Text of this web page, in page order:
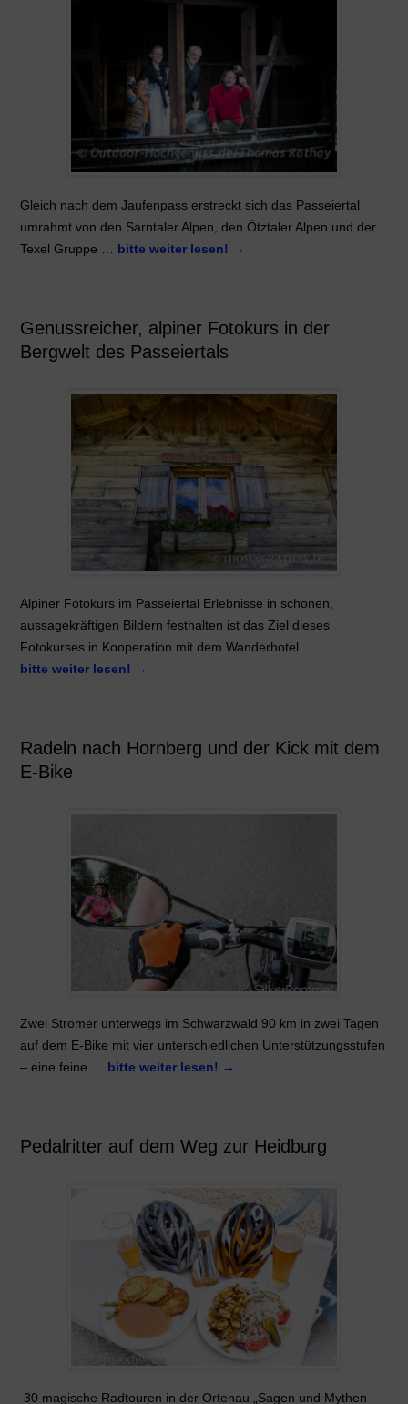
Gleich nach dem Jaufenpass erstreckt sich das Passeiertal
umrahmt von den Sarntaler Alpen, den Ötztaler Alpen und der
Texel Gruppe … bitte weiter lesen! →
Genussreicher, alpiner Fotokurs in der
Bergwelt des Passeiertals
Alpiner Fotokurs im Passeiertal Erlebnisse in schönen,
aussagekräftigen Bildern festhalten ist das Ziel dieses
Fotokurses in Kooperation mit dem Wanderhotel …
bitte weiter lesen! →
Radeln nach Hornberg und der Kick mit dem
E-Bike
Zwei Stromer unterwegs im Schwarzwald 90 km in zwei Tagen
auf dem E-Bike mit vier unterschiedlichen Unterstützungsstufen
– eine feine … bitte weiter lesen! →
Pedalritter auf dem Weg zur Heidburg
30 magische Radtouren in der Ortenau „Sagen und Mythen